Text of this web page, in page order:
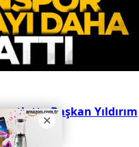
Başkan Yıldırım